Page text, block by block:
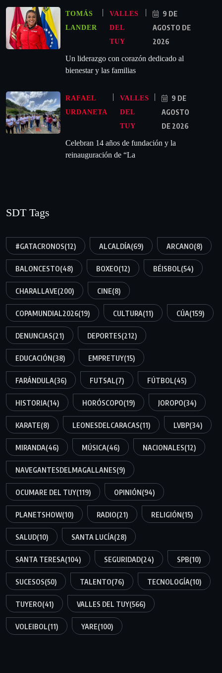
TOMÁS
LANDER
VALLES
DEL
TUY
9 DE
AGOSTO DE
2026
Un liderazgo con corazón dedicado al
bienestar y las familias
RAFAEL
URDANETA
VALLES
DEL
TUY
9 DE
AGOSTO
DE 2026
Celebran 14 años de fundación y la
reinauguración de “La
SDT Tags
#GATACRONOS(12) ALCALDÍA(69) ARCANO(8)
BALONCESTO(48) BOXEO(12) BÉISBOL(54)
CHARALLAVE(200) CINE(8)
COPAMUNDIAL2026(19) CULTURA(11) CÚA(159)
DENUNCIAS(21) DEPORTES(212)
EDUCACIÓN(38) EMPRETUY(15)
FARÁNDULA(36) FUTSAL(7) FÚTBOL(45)
HISTORIA(14) HORÓSCOPO(19) JOROPO(34)
KARATE(8) LEONESDELCARACAS(11) LVBP(34)
MIRANDA(46) MÚSICA(46) NACIONALES(12)
NAVEGANTESDELMAGALLANES(9)
OCUMARE DEL TUY(119) OPINIÓN(94)
PLANETSHOW(10) RADIO(21) RELIGIÓN(15)
SALUD(10) SANTA LUCÍA(28)
SANTA TERESA(104) SEGURIDAD(24) SPB(10)
SUCESOS(50) TALENTO(76) TECNOLOGÍA(10)
TUYERO(41) VALLES DEL TUY(566)
VOLEIBOL(11) YARE(100)